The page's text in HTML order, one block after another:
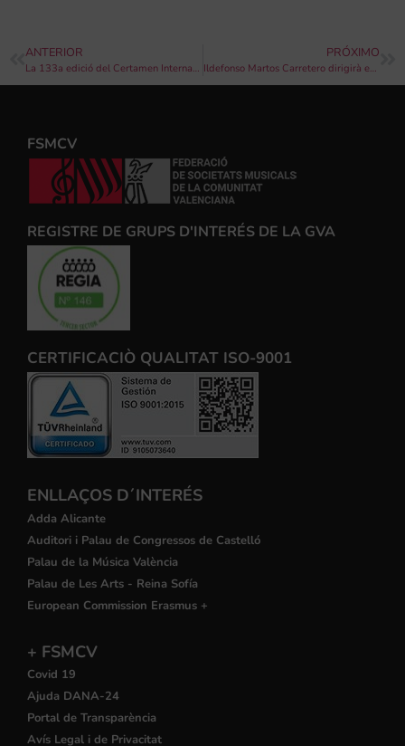
ANTERIOR
La 133a edició del Certamen Internacional de Bandes de Música ‘Ciutat de València’ 2019 obri inscripcions
PRÓXIMO
Ildefonso Martos Carretero dirigirà en terres lusitanes a la “Sociedade Filarmónica Santo Estêvão”
FSMCV
REGISTRE DE GRUPS D'INTERÉS DE LA GVA
CERTIFICACIÒ QUALITAT ISO-9001
ENLLAÇOS D´INTERÉS
Adda Alicante
Auditori i Palau de Congressos de Castelló
Palau de la Música València
Palau de Les Arts - Reina Sofía
European Commission Erasmus +
+ FSMCV
Covid 19
Ajuda DANA-24
Portal de Transparència
Avís Legal i de Privacitat